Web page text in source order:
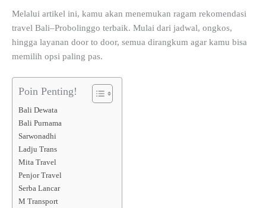
Melalui artikel ini, kamu akan menemukan ragam rekomendasi
travel Bali–Probolinggo terbaik. Mulai dari jadwal, ongkos,
hingga layanan door to door, semua dirangkum agar kamu bisa
memilih opsi paling pas.
Poin Penting!
Bali Dewata
Bali Purnama
Sarwonadhi
Ladju Trans
Mita Travel
Penjor Travel
Serba Lancar
M Transport